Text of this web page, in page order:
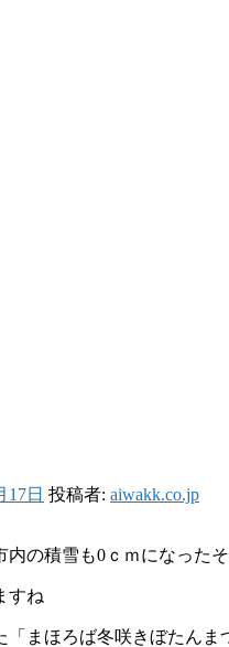
17日 投稿者: aiwakk.co.jp
の積雪も0ｃｍになった
すね
まほろば冬咲きぼたんま